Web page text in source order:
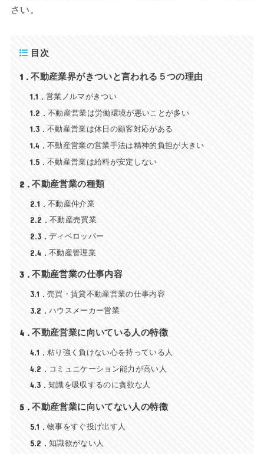
さい。
目次
1 不動産業界がきついと言われる５つの理由
1.1 営業ノルマがきつい
1.2 不動産営業は労働環境が悪いことが多い
1.3 不動産営業は休日の顧客対応がある
1.4 不動産営業の営業手法は精神的負担が大きい
1.5 不動産営業は給料が安定しない
2 不動産営業の種類
2.1 不動産仲介業
2.2 不動産売買業
2.3 ディベロッパー
2.4 不動産管理業
3 不動産営業の仕事内容
3.1 売買・賃貸不動産営業の仕事内容
3.2 ハウスメーカー営業
4 不動産営業に向いている人の特徴
4.1 粘り強く負けない心を持っている人
4.2 コミュニケーション能力が高い人
4.3 知識を吸収するのに貪欲な人
5 不動産営業に向いてない人の特徴
5.1 物事をすぐ投げ出す人
5.2 知識欲がない人